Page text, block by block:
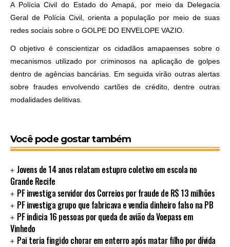
A Polícia Civil do Estado do Amapá, por meio da Delegacia
Geral de Polícia Civil, orienta a população por meio de suas
redes sociais sobre o GOLPE DO ENVELOPE VAZIO.
O objetivo é conscientizar os cidadãos amapaenses sobre o
mecanismos utilizado por criminosos na aplicação de golpes
dentro de agências bancárias. Em seguida virão outras alertas
sobre fraudes envolvendo cartões de crédito, dentre outras
modalidades delitivas.
Você pode gostar também
Jovens de 14 anos relatam estupro coletivo em escola no
Grande Recife
PF investiga servidor dos Correios por fraude de R$ 13 milhões
PF investiga grupo que fabricava e vendia dinheiro falso na PB
PF indicia 16 pessoas por queda de avião da Voepass em
Vinhedo
Pai teria fingido chorar em enterro após matar filho por dívida